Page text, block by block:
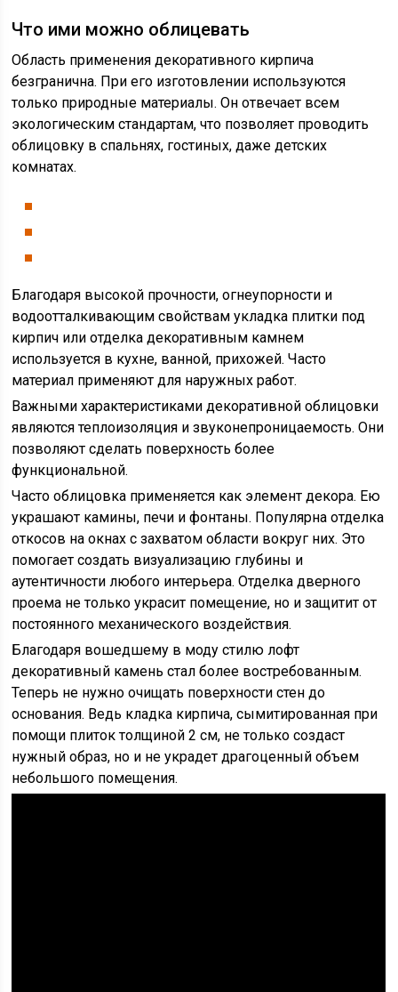
Что ими можно облицевать
Область применения декоративного кирпича
безгранична. При его изготовлении используются
только природные материалы. Он отвечает всем
экологическим стандартам, что позволяет проводить
облицовку в спальнях, гостиных, даже детских
комнатах.
Благодаря высокой прочности, огнеупорности и
водоотталкивающим свойствам укладка плитки под
кирпич или отделка декоративным камнем
используется в кухне, ванной, прихожей. Часто
материал применяют для наружных работ.
Важными характеристиками декоративной облицовки
являются теплоизоляция и звуконепроницаемость. Они
позволяют сделать поверхность более
функциональной.
Часто облицовка применяется как элемент декора. Ею
украшают камины, печи и фонтаны. Популярна отделка
откосов на окнах с захватом области вокруг них. Это
помогает создать визуализацию глубины и
аутентичности любого интерьера. Отделка дверного
проема не только украсит помещение, но и защитит от
постоянного механического воздействия.
Благодаря вошедшему в моду стилю лофт
декоративный камень стал более востребованным.
Теперь не нужно очищать поверхности стен до
основания. Ведь кладка кирпича, сымитированная при
помощи плиток толщиной 2 см, не только создаст
нужный образ, но и не украдет драгоценный объем
небольшого помещения.